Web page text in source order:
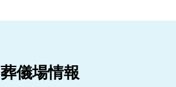
葬儀場情報